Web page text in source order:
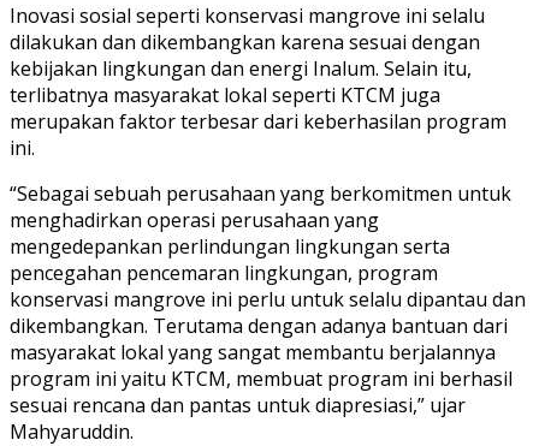
Inovasi sosial seperti konservasi mangrove ini selalu
dilakukan dan dikembangkan karena sesuai dengan
kebijakan lingkungan dan energi Inalum. Selain itu,
terlibatnya masyarakat lokal seperti KTCM juga
merupakan faktor terbesar dari keberhasilan program
ini.
“Sebagai sebuah perusahaan yang berkomitmen untuk
menghadirkan operasi perusahaan yang
mengedepankan perlindungan lingkungan serta
pencegahan pencemaran lingkungan, program
konservasi mangrove ini perlu untuk selalu dipantau dan
dikembangkan. Terutama dengan adanya bantuan dari
masyarakat lokal yang sangat membantu berjalannya
program ini yaitu KTCM, membuat program ini berhasil
sesuai rencana dan pantas untuk diapresiasi,” ujar
Mahyaruddin.